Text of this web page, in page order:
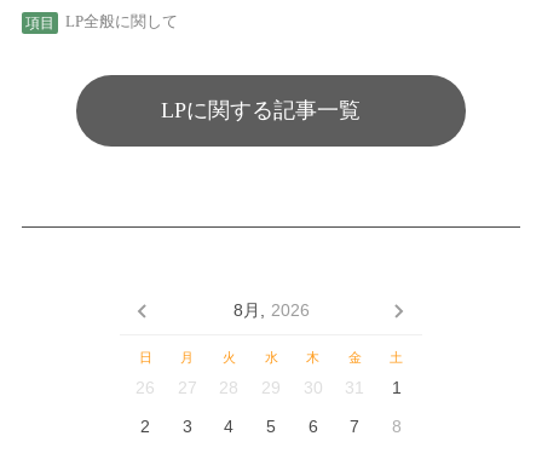
LP全般に関して
LPに関する記事一覧
8月, 2026
日 月 火 水 木 金 土
26 27 28 29 30 31
1
2
3 4 5 6 7
8